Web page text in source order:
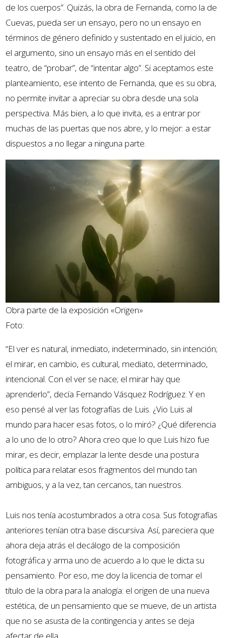
de los cuerpos”. Quizás, la obra de Fernanda, como la de
Cuevas, pueda ser un ensayo, pero no un ensayo en
términos de género definido y sustentado en el juicio, en
el argumento, sino un ensayo más en el sentido del
teatro, de “probar”, de “intentar algo”. Si aceptamos este
planteamiento, ese intento de Fernanda, que es su obra,
no permite invitar a apreciar su obra desde una sola
perspectiva. Más bien, a lo que invita, es a entrar por
muchas de las puertas que nos abre, y lo mejor: a estar
dispuestos a no llegar a ninguna parte.
Obra parte de la exposición «Origen»
Foto:
“El ver es natural, inmediato, indeterminado, sin intención;
el mirar, en cambio, es cultural, mediato, determinado,
intencional. Con el ver se nace; el mirar hay que
aprenderlo”, decía Fernando Vásquez Rodríguez. Y en
eso pensé al ver las fotografías de Luis. ¿Vio Luis al
mundo para hacer esas fotos, o lo miró? ¿Qué diferencia
a lo uno de lo otro? Ahora creo que lo que Luis hizo fue
mirar, es decir, emplazar la lente desde una postura
política para relatar esos fragmentos del mundo tan
ambiguos, y a la vez, tan cercanos, tan nuestros.
Luis nos tenía acostumbrados a otra cosa. Sus fotografías
anteriores tenían otra base discursiva. Así, pareciera que
ahora deja atrás el decálogo de la composición
fotográfica y arma uno de acuerdo a lo que le dicta su
pensamiento. Por eso, me doy la licencia de tomar el
título de la obra para la analogía: el origen de una nueva
estética, de un pensamiento que se mueve, de un artista
que no se asusta de la contingencia y antes se deja